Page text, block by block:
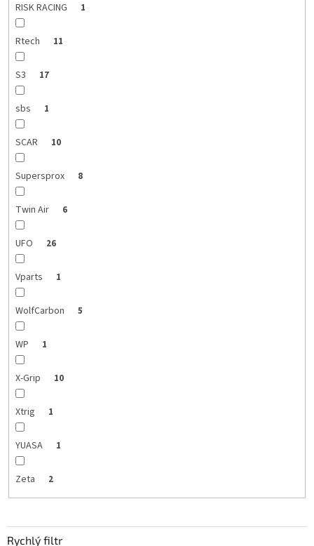
RISK RACING 1
Rtech 11
S3 17
sbs 1
SCAR 10
Supersprox 8
Twin Air 6
UFO 26
Vparts 1
WolfCarbon 5
WP 1
X-Grip 10
Xtrig 1
YUASA 1
Zeta 2
Rychlý filtr